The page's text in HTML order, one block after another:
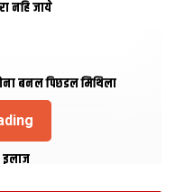
नहि जाये
बनल पिछडल मिथिला